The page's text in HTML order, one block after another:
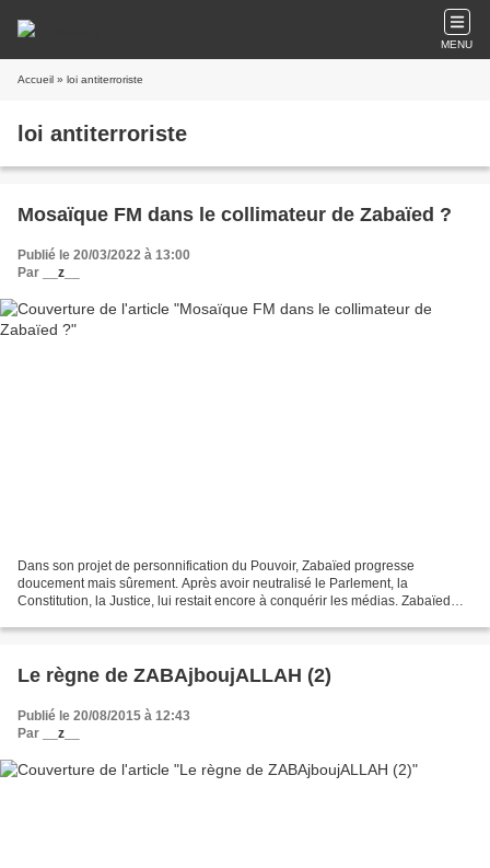
MENU
Accueil » loi antiterroriste
loi antiterroriste
Mosaïque FM dans le collimateur de Zabaïed ?
Publié le 20/03/2022 à 13:00
Par
__z__
Dans son projet de personnification du Pouvoir, Zabaïed progresse
doucement mais sûrement. Après avoir neutralisé le Parlement, la
Constitution, la Justice, lui restait encore à conquérir les médias. Zabaïed
Le règne de ZABAjboujALLAH (2)
Publié le 20/08/2015 à 12:43
Par
__z__